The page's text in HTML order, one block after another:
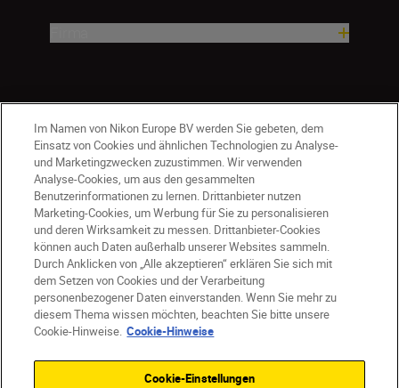
AT Nikon Sites
Kontaktieren Sie uns
Datenschutzhinweis
Nutzungsbedingungen
Geschäftsbedingungen des Nikon Stores
Cookie-Hinweise
Barrierefreiheit
Im Namen von Nikon Europe BV werden Sie gebeten, dem
Einsatz von Cookies und ähnlichen Technologien zu Analyse-
und Marketingzwecken zuzustimmen. Wir verwenden
Analyse-Cookies, um aus den gesammelten
Benutzerinformationen zu lernen. Drittanbieter nutzen
Marketing-Cookies, um Werbung für Sie zu personalisieren
und deren Wirksamkeit zu messen. Drittanbieter-Cookies
können auch Daten außerhalb unserer Websites sammeln.
Durch Anklicken von „Alle akzeptieren“ erklären Sie sich mit
dem Setzen von Cookies und der Verarbeitung
personenbezogener Daten einverstanden. Wenn Sie mehr zu
diesem Thema wissen möchten, beachten Sie bitte unsere
Cookie-Hinweise. Cookie-Hinweise
Cookie-Einstellungen